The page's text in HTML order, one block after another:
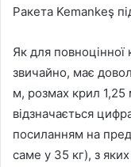
Ракета Kemankeş
Як для повноцінної
звичайно, має
м, розмах крил 1,25
відзначається
посиланням на
саме у 35 кг), з